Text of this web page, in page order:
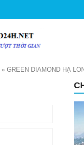
» GREEN DIAMOND HẠ